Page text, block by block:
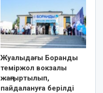
Жуалыдағы Боранды
теміржол вокзалы
жаңғыртылып,
пайдалануға берілді